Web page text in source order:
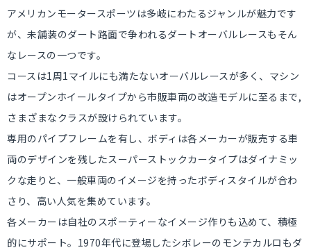
アメリカンモータースポーツは多岐にわたるジャンルが魅力です
が、未舗装のダート路面で争われるダートオーバルレースもそん
なレースの一つです。
コースは1周1マイルにも満たないオーバルレースが多く、マシン
はオープンホイールタイプから市販車両の改造モデルに至るまで,
さまざまなクラスが設けられています。
専用のパイプフレームを有し、ボディは各メーカーが販売する車
両のデザインを残したスーパーストックカータイプはダイナミッ
クな走りと、一般車両のイメージを持ったボディスタイルが合わ
さり、高い人気を集めています。
各メーカーは自社のスポーティーなイメージ作りも込めて、積極
的にサポート。1970年代に登場したシボレーのモンテカルロもダ